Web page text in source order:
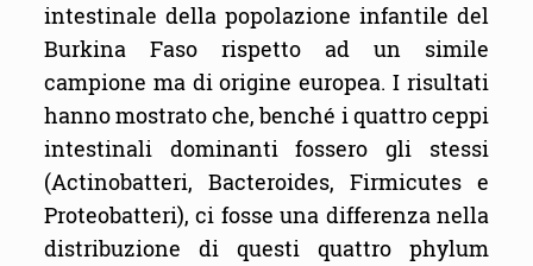
intestinale della popolazione infantile del
Burkina Faso rispetto ad un simile
campione ma di origine europea. I risultati
hanno mostrato che, benché i quattro ceppi
intestinali dominanti fossero gli stessi
(Actinobatteri, Bacteroides, Firmicutes e
Proteobatteri), ci fosse una differenza nella
distribuzione di questi quattro phylum